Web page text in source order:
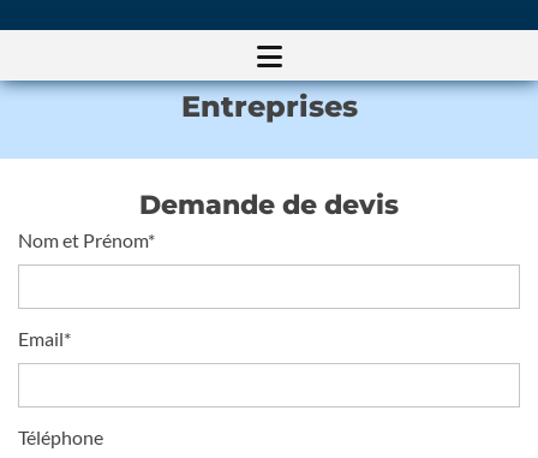
Entreprises
Demande de devis
Nom et Prénom*
Email*
Téléphone